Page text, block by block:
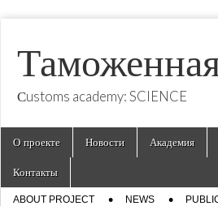
Сustoms academy: SCIENCE
Main
content
О проекте Новости Академия
Контакты
Sub
ABOUT PROJECT NEWS